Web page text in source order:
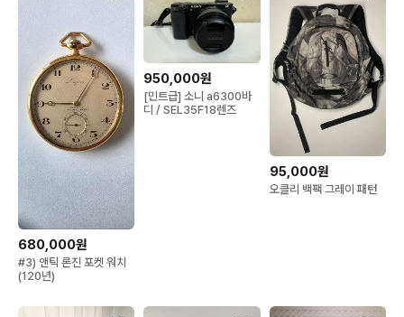
680,000원
#3) 앤틱 론진 포켓 워치
(120년)
950,000원
[민트급] 소니 a6300바
디 / SEL35F18렌즈
95,000원
오클리 백팩 그레이 패턴